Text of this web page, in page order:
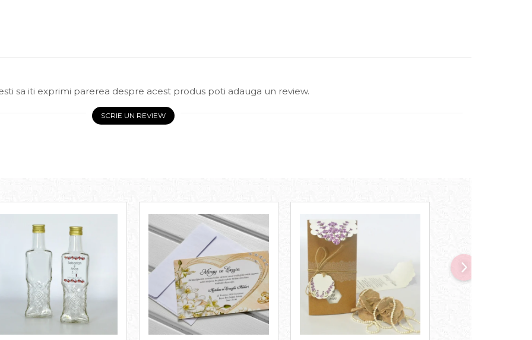
sa iti exprimi parerea despre acest produs poti adauga un review.
SCRIE UN REVIEW